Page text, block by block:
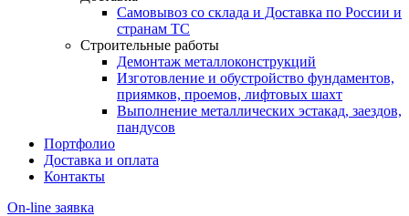
Самовывоз со склада и Доставка по России и
странам ТС
Строительные работы
Демонтаж металлоконструкций
Изготовление и обустройство фундаментов,
приямков, проемов, лифтовых шахт
Выполнение металлических эстакад, заездов,
пандусов
Портфолио
Доставка и оплата
Контакты
On-line заявка